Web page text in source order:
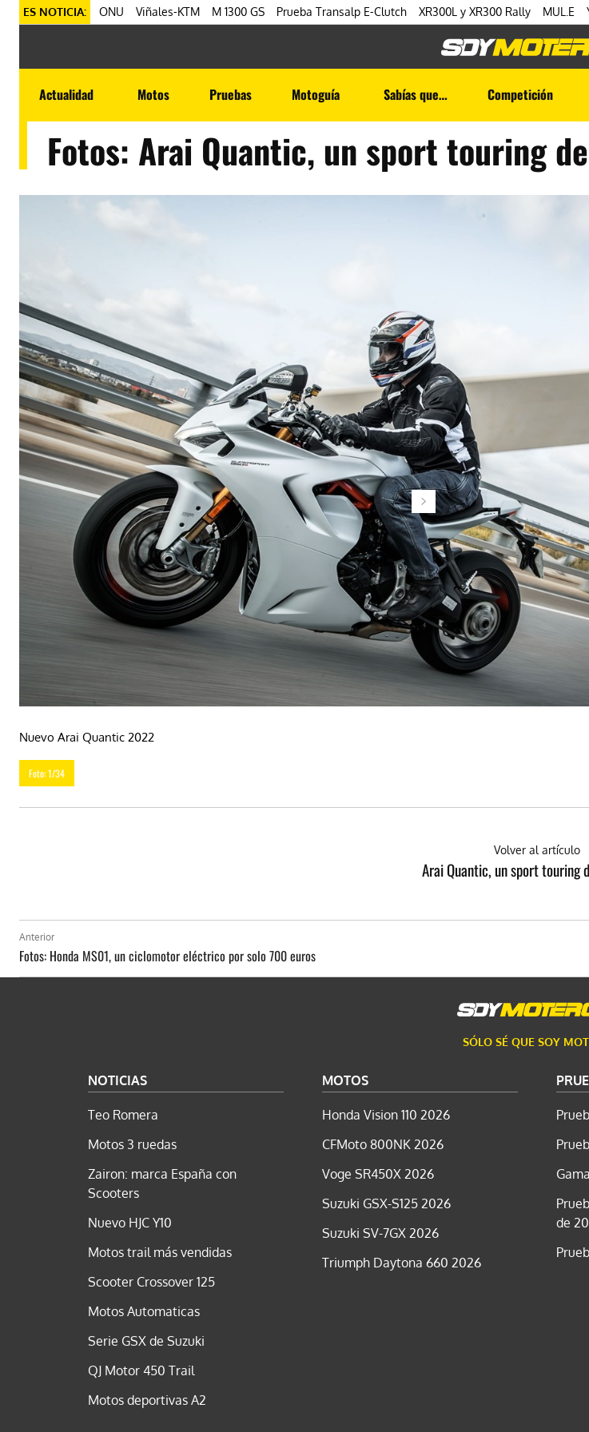
ES NOTICIA: ONU Viñales-KTM M 1300 GS Prueba Transalp E-Clutch XR300L y XR300 Rally MUL.E
Actualidad Motos Pruebas Motoguía Sabías que… Competición
Fotos: Arai Quantic, un sport touring
Nuevo Arai Quantic 2022
Foto: 1/34
Volver al artículo
Arai Quantic, un sport touring
Anterior
Fotos: Honda MS01, un ciclomotor eléctrico por solo 700 euros
SÓLO SÉ QUE SOY
NOTICIAS
Teo Romera
Motos 3 ruedas
Zairon: marca España con
Scooters
Nuevo HJC Y10
Motos trail más vendidas
Scooter Crossover 125
Motos Automaticas
Serie GSX de Suzuki
QJ Motor 450 Trail
Motos deportivas A2
MOTOS
Honda Vision 110 2026
CFMoto 800NK 2026
Voge SR450X 2026
Suzuki GSX-S125 2026
Suzuki SV-7GX 2026
Triumph Daytona 660 2026
de